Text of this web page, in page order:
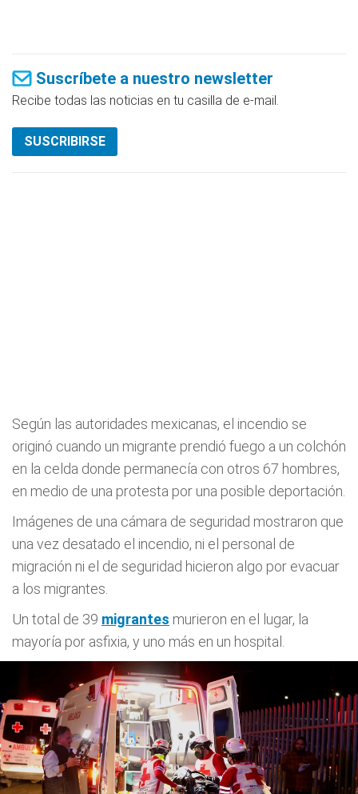
Suscríbete a nuestro newsletter
Recibe todas las noticias en tu casilla de e-mail.
SUSCRIBIRSE
Según las autoridades mexicanas, el incendio se
originó cuando un migrante prendió fuego a un colchón
en la celda donde permanecía con otros 67 hombres,
en medio de una protesta por una posible deportación.
Imágenes de una cámara de seguridad mostraron que
una vez desatado el incendio, ni el personal de
migración ni el de seguridad hicieron algo por evacuar
a los migrantes.
Un total de 39 migrantes murieron en el lugar, la
mayoría por asfixia, y uno más en un hospital.